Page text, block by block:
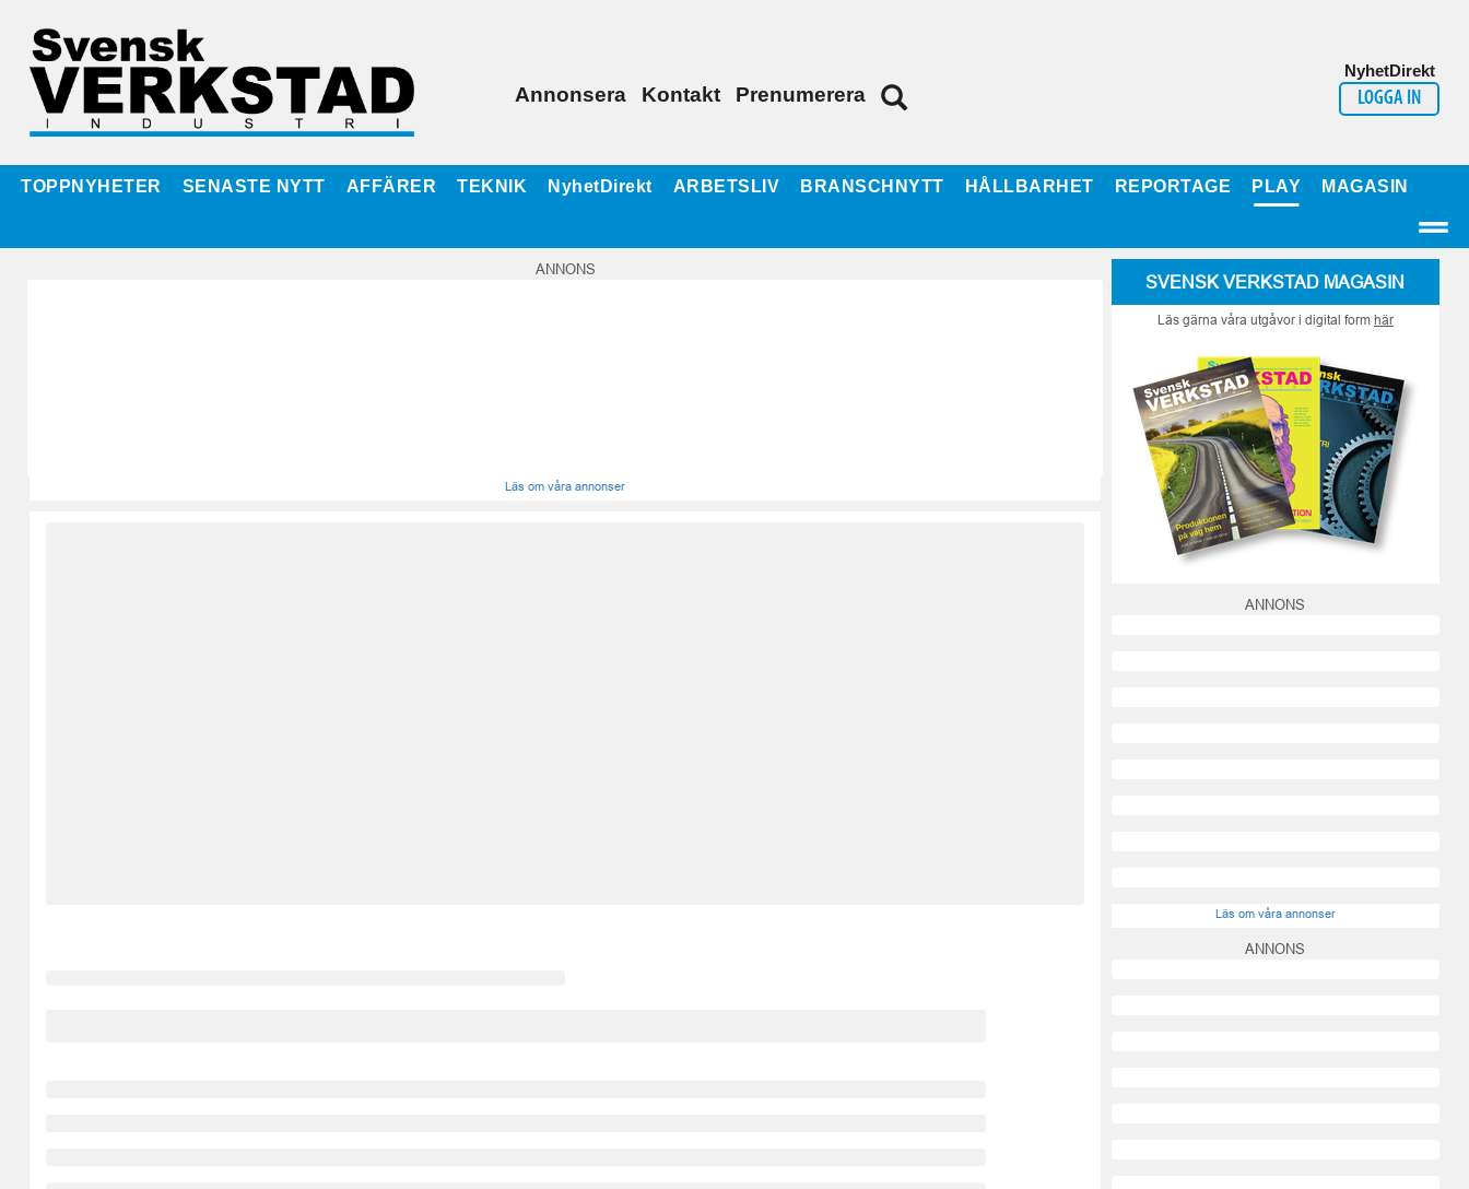
Annonsera Kontakt Prenumerera
NyhetDirekt
LOGGA IN
TOPPNYHETER SENASTE NYTT AFFÄRER TEKNIK NyhetDirekt ARBETSLIV BRANSCHNYTT HÅLLBARHET REPORTAGE PLAY MAGASIN
ANNONS
Läs om våra annonser
SVENSK VERKSTAD MAGASIN
Läs gärna våra utgåvor i digital form här
ANNONS
Läs om våra annonser
ANNONS